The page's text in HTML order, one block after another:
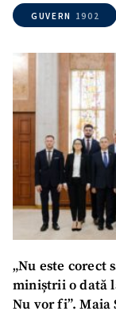
GUVERN 1902
„Nu este corect
miniștrii o dată
Nu vor fi”.